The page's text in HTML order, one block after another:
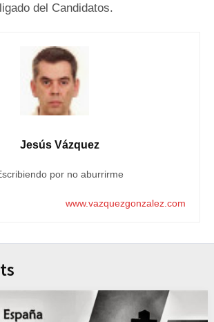
del Candidatos.
Jesús Vázquez
por no aburrirme
www.vazquezgonzalez.com